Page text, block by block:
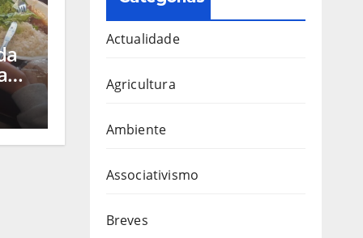
Actualidade
Agricultura
Ambiente
Associativismo
Breves